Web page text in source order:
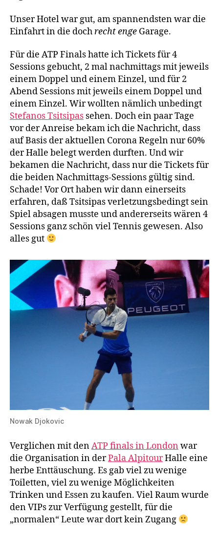
Unser Hotel war gut, am spannendsten war die
Einfahrt in die dochrecht enge Garage.
Für die ATP Finals hatte ich Tickets für 4
Sessions gebucht, 2 mal nachmittags mit jeweils
einem Doppel und einem Einzel, und für 2
Abend Sessions mit jeweils einem Doppel und
einem Einzel. Wir wollten nämlich unbedingt
Stefanos Tsitsipas sehen. Doch ein paar Tage
vor der Anreise bekam ich die Nachricht, dass
auf Basis der aktuellen Corona Regeln nur 60%
der Halle belegt werden durften. Und wir
bekamen die Nachricht, dass nur die Tickets für
die beiden Nachmittags-Sessions gültig sind.
Schade! Vor Ort haben wir dann einerseits
erfahren, daß Tsitsipas verletzungsbedingt sein
Spiel absagen musste und andererseits wären 4
Sessions ganz schön viel Tennis gewesen. Also
alles gut
Nowak Djokovic
Verglichen mit denATP finals in London war
die Organisation in derPala AlpitourHalle eine
herbe Enttäuschung. Es gab viel zu wenige
Toiletten, viel zu wenige Möglichkeiten
Trinken und Essen zu kaufen. Viel Raum wurde
den VIPs zur Verfügung gestellt, für die
„normalen“ Leute war dort kein Zugang